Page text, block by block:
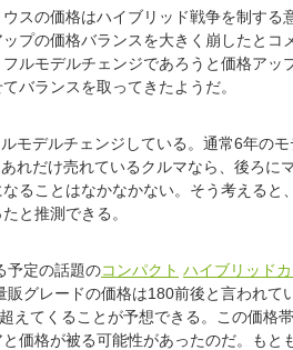
スの価格はハイブリッド戦争を制する
プの価格バランスを大きく崩したとコ
ルモデルチェンジであろうと価格アッ
バランスを取ってきたようだ。
モデルチェンジしている。通常6年の
れだけ売れているクルマなら、後ろに
ることはなかなかない。そう考えると
と推測できる。
予定の話題のコンパクト ハイブリッド
グレードの価格は180前後と言われて
えてくることが予想できる。この価格
価格が被る可能性があったのだ。もと